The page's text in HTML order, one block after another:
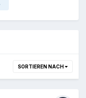
SORTIEREN NACH